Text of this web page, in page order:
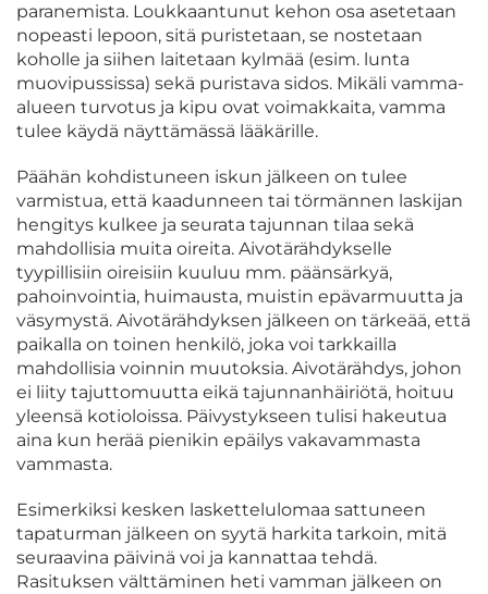
paranemista. Loukkaantunut kehon osa asetetaan
nopeasti lepoon, sitä puristetaan, se nostetaan
koholle ja siihen laitetaan kylmää (esim. lunta
muovipussissa) sekä puristava sidos. Mikäli vamma-
alueen turvotus ja kipu ovat voimakkaita, vamma
tulee käydä näyttämässä lääkärille.
Päähän kohdistuneen iskun jälkeen on tulee
varmistua, että kaadunneen tai törmännen laskijan
hengitys kulkee ja seurata tajunnan tilaa sekä
mahdollisia muita oireita. Aivotärähdykselle
tyypillisiin oireisiin kuuluu mm. päänsärkyä,
pahoinvointia, huimausta, muistin epävarmuutta ja
väsymystä. Aivotärähdyksen jälkeen on tärkeää, että
paikalla on toinen henkilö, joka voi tarkkailla
mahdollisia voinnin muutoksia. Aivotärähdys, johon
ei liity tajuttomuutta eikä tajunnanhäiriötä, hoituu
yleensä kotioloissa. Päivystykseen tulisi hakeutua
aina kun herää pienikin epäilys vakavammasta
vammasta.
Esimerkiksi kesken laskettelulomaa sattuneen
tapaturman jälkeen on syytä harkita tarkoin, mitä
seuraavina päivinä voi ja kannattaa tehdä.
Rasituksen välttäminen heti vamman jälkeen on